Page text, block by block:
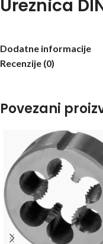
Ureznica
Dodatne informacije
Recenzije (0)
Povezani